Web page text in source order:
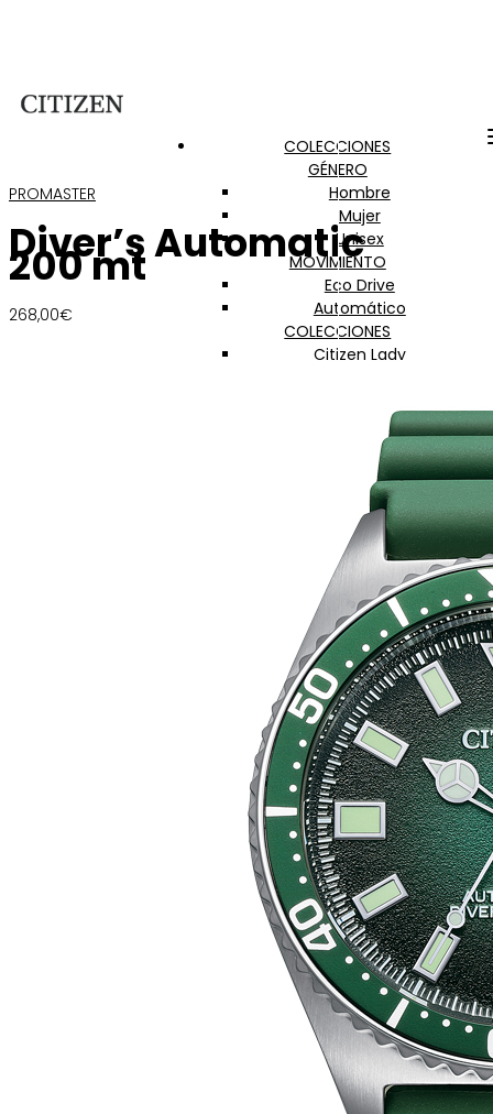
COLECCIONES
GÉNERO
Hombre
Mujer
Unisex
MOVIMIENTO
Eco Drive
Automático
COLECCIONES
Citizen Lady
Super Titanium
Radiocontrol
Satellite Wave GPS
Mecánico
Series8
DESTACADOS
Tsuki-yomi
Tsuyosa
Pilot Radiocontrolado
Promaster Diver’s
TECNOLOGÍA
Eco Drive
Radiocontrolado
Super Titanium™
EMPRESA
SOPORTE
Contacto
Puntos de venta
Centros de Asistencia
Libros de instrucciones
Garantía
BÚSQUEDA
PRODUCTOS
PROMASTER
Diver’s Automatic
200 mt
268,00€